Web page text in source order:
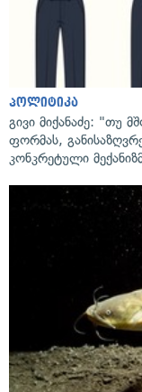
პოლიტიკა
გივი მიქანაძე: "თუ
ფორმას,
კონკრეტული